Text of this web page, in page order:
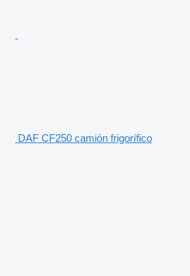
DAF CF250 camión frigorífico